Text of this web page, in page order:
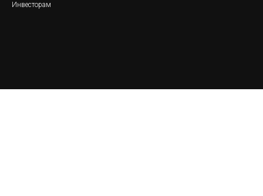
Инвесторам